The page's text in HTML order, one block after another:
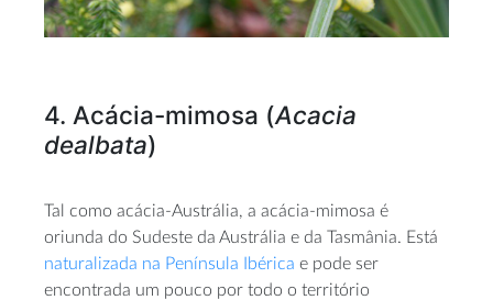
4. Acácia-mimosa (Acacia
dealbata)
Tal como acácia-Austrália, a acácia-mimosa é
oriunda do Sudeste da Austrália e da Tasmânia. Está
naturalizada na Península Ibérica e pode ser
encontrada um pouco por todo o território